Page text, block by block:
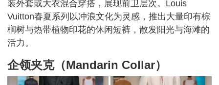
装外套或大衣混合穿搭，展现前卫层次。Louis
Vuitton春夏系列以冲浪文化为灵感，推出大量印有棕
榈树与热带植物印花的休闲短裤，散发阳光与海滩的
活力。
企领夹克（Mandarin Collar）